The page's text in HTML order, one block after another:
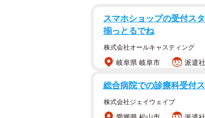
2年も休めないので「少
当初、主に修繕するのは下水
ところ、建物と基礎土間を支
同店のある地域には他にホー
と言われたそうです。ただ、
スマホショップの受付ス
揃っとるでね
株式会社オールキャスティング
岐阜県 岐阜市 派遣
総合病院での診療科受付
株式会社ジェイウェイブ